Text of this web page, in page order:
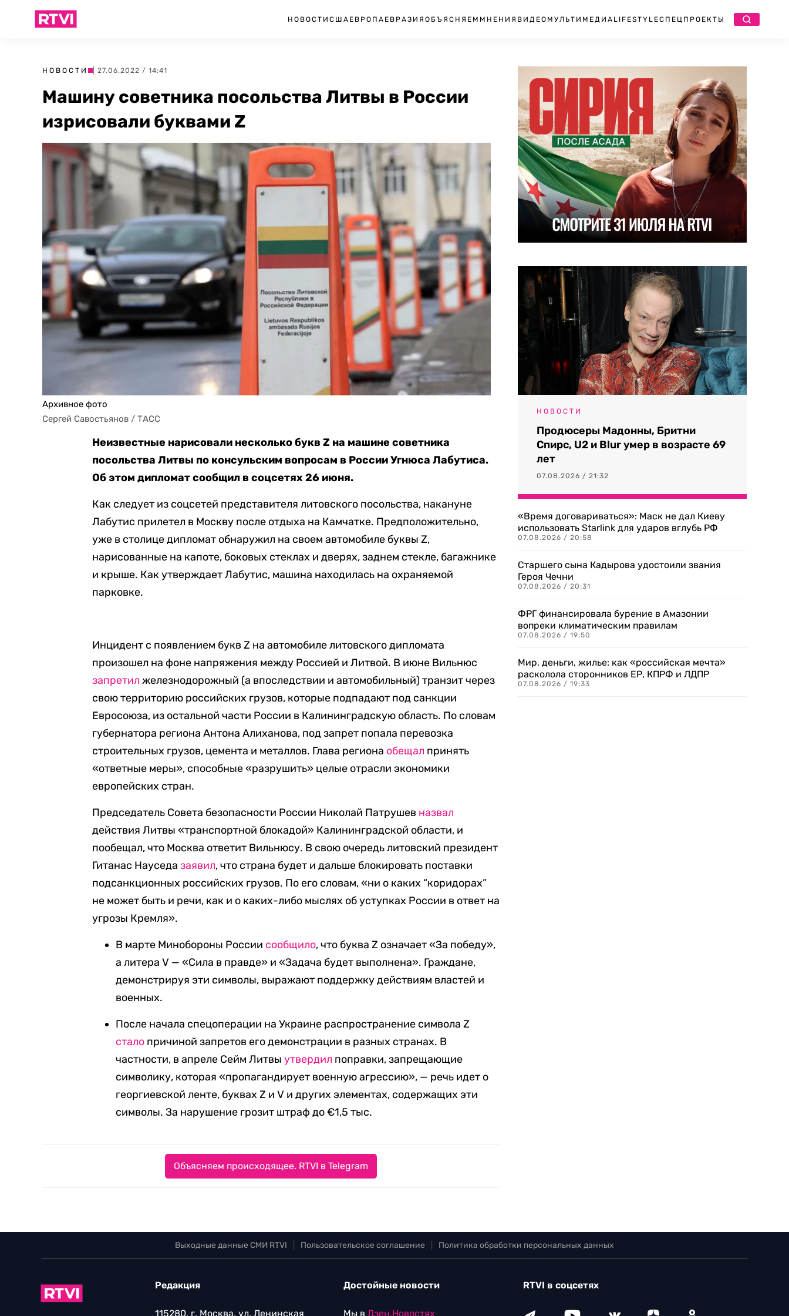
НОВОСТИ США ЕВРОПА ЕВРАЗИЯ ОБЪЯСНЯЕМ МНЕНИЯ ВИДЕО МУЛЬТИМЕДИА LIFESTYLEСПЕЦПРОЕКТЫ
НОВОСТИ | 27.06.2022 / 14:41
Машину советника посольства Литвы в России
изрисовали буквами Z
Архивное фото
Сергей Савостьянов / ТАСС
Неизвестные нарисовали несколько букв Z на машине советника
посольства Литвы по консульским вопросам в России Угнюса Лабутиса.
Об этом дипломат сообщил в соцсетях 26 июня.
Как следует из соцсетей представителя литовского посольства, накануне
Лабутис прилетел в Москву после отдыха на Камчатке. Предположительно,
уже в столице дипломат обнаружил на своем автомобиле буквы Z,
нарисованные на капоте, боковых стеклах и дверях, заднем стекле, багажнике
и крыше. Как утверждает Лабутис, машина находилась на охраняемой
парковке.
Инцидент с появлением букв Z на автомобиле литовского дипломата
произошел на фоне напряжения между Россией и Литвой. В июне Вильнюс
запретил железнодорожный (а впоследствии и автомобильный) транзит через
свою территорию российских грузов, которые подпадают под санкции
Евросоюза, из остальной части России в Калининградскую область. По словам
губернатора региона Антона Алиханова, под запрет попала перевозка
строительных грузов, цемента и металлов. Глава региона обещал принять
«ответные меры», способные «разрушить» целые отрасли экономики
европейских стран.
Председатель Совета безопасности России Николай Патрушев назвал
действия Литвы «транспортной блокадой» Калининградской области, и
пообещал, что Москва ответит Вильнюсу. В свою очередь литовский президент
Гитанас Науседазаявил, что страна будет и дальше блокировать поставки
подсанкционных российских грузов. По его словам, «ни о каких “коридорах”
не может быть и речи, как и о каких-либо мыслях об уступках России в ответ на
угрозы Кремля».
В марте Минобороны России сообщило, что буква Z означает «За победу»,
а литера V — «Сила в правде» и «Задача будет выполнена». Граждане,
демонстрируя эти символы, выражают поддержку действиям властей и
военных.
После начала спецоперации на Украине распространение символа Z
стало причиной запретов его демонстрации в разных странах. В
частности, в апреле Сейм Литвыутвердил поправки, запрещающие
символику, которая «пропагандирует военную агрессию», — речь идет о
георгиевской ленте, буквах Z и V и других элементах, содержащих эти
символы. За нарушение грозит штраф до €1,5 тыс.
Объясняем происходящее. RTVI в Telegram
НОВОСТИ
Продюсеры Мадонны, Бритни
Спирс, U2 и Blur умер в возрасте 69
лет
07.08.2026 / 21:32
«Время договариваться»: Маск не дал Киеву
использовать Starlink для ударов вглубь РФ
07.08.2026 / 20:58
Старшего сына Кадырова удостоили звания
Героя Чечни
07.08.2026 / 20:31
ФРГ финансировала бурение в Амазонии
вопреки климатическим правилам
07.08.2026 / 19:50
Мир, деньги, жилье: как «российская мечта»
расколола сторонников ЕР, КПРФ и ЛДПР
07.08.2026 / 19:33
Выходные данные СМИ RTVI Пользовательское соглашение Политика обработки персональных данных
Редакция
115280, г. Москва, ул. Ленинская
Достойные новости
Мы в Дзен.Новостях
RTVI в соцсетях